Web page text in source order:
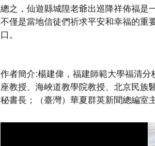
總之，仙遊縣城隍老爺出巡降祥佈福是
不僅是當地信徒們祈求平安和幸福的重
口。
作者簡介:楊建偉，福建師範大學福清
座教授、海峽道教學院教授、北京民族
秘書長；（臺灣）華夏群英新聞總編室